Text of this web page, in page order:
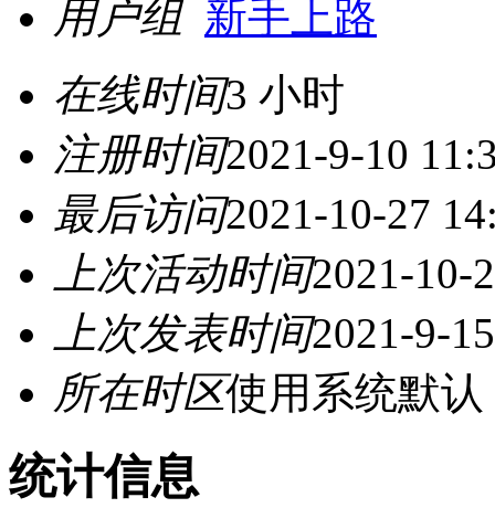
用户组 新手上路
在线时间3 小时
注册时间2021-9-10
最后访问2021-10-27
上次活动时间2021-10-
上次发表时间2021-9-
所在时区使用系统默认
统计信息